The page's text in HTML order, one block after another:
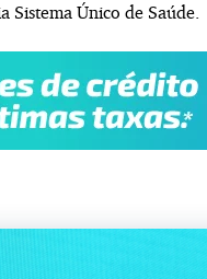
Sistema Único de Saúde.